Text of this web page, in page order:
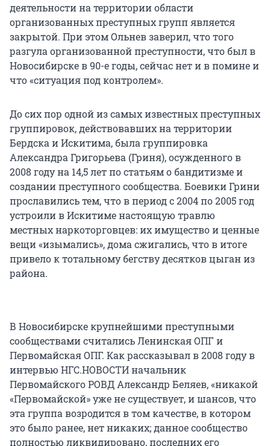
деятельности на территории области
организованных преступных групп является
закрытой. При этом Ольнев заверил, что того
разгула организованной преступности, что был в
Новосибирске в 90-е годы, сейчас нет и в помине и
что «ситуация под контролем».
До сих пор одной из самых известных преступных
группировок, действовавших на территории
Бердска и Искитима, была группировка
Александра Григорьева (Гриня), осужденного в
2008 году на 14,5 лет по статьям о бандитизме и
создании преступного сообщества. Боевики Грини
прославились тем, что в период с 2004 по 2005 год
устроили в Искитиме настоящую травлю
местных наркоторговцев: их имущество и ценные
вещи «изымались», дома сжигались, что в итоге
привело к тотальному бегству десятков цыган из
района.
В Новосибирске крупнейшими преступными
сообществами считались Ленинская ОПГ и
Первомайская ОПГ. Как рассказывал в 2008 году в
интервью НГС.НОВОСТИ начальник
Первомайского РОВД Александр Беляев, «никакой
«Первомайской» уже не существует, и шансов, что
эта группа возродится в том качестве, в котором
это было ранее, нет никаких; данное сообщество
полностью ликвидировано, последних его